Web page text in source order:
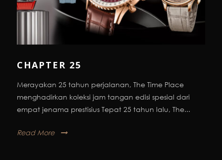
CHAPTER 25
Merayakan 25 tahun perjalanan, The Time Place
menghadirkan koleksi jam tangan edisi spesial dari
empat jenama prestisius Tepat 25 tahun lalu, The...
Read More